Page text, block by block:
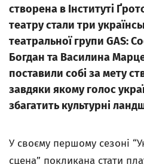
створена в Інституті
театру стали три
театральної групи GAS:
Богдан та Василина
поставили собі за мету
завдяки якому голос
збагатить культурні
У своєму першому сезоні
сцена” покликана стати